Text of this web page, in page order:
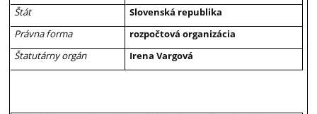
Štát
Slovenská republika
Právna forma
rozpočtová organizácia
Štatutárny orgán
Irena Vargová